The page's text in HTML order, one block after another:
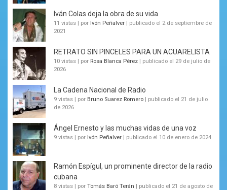
Iván Colas deja la obra de su vida
11 vistas | por Ivón Peñalver | publicado el 2 de septiembre de
2021
RETRATO SIN PINCELES PARA UN ACUARELISTA
10 vistas | por Rosa Blanca Pérez | publicado el 29 de julio de
2026
La Cadena Nacional de Radio
9 vistas | por Bruno Suarez Romero | publicado el 21 de julio
de 2026
Ángel Ernesto y las muchas vidas de una voz
9 vistas | por Ivón Peñalver | publicado el 10 de enero de 2024
Ramón Espígul, un prominente director de la radio
cubana
8 vistas | por Tomás Baró Terán | publicado el 21 de agosto de